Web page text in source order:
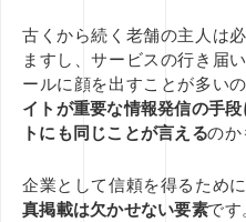
古くから続く老舗の主人は
ますし、サービスの行き届
ールに顔を出すことが多い
イトが重要な情報発信の手
トにも同じことが言えるのか
企業として信頼を得るため
真掲載は欠かせない要素です